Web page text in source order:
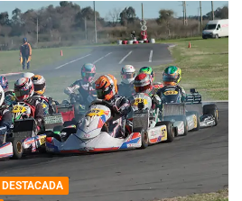
DESTACADA